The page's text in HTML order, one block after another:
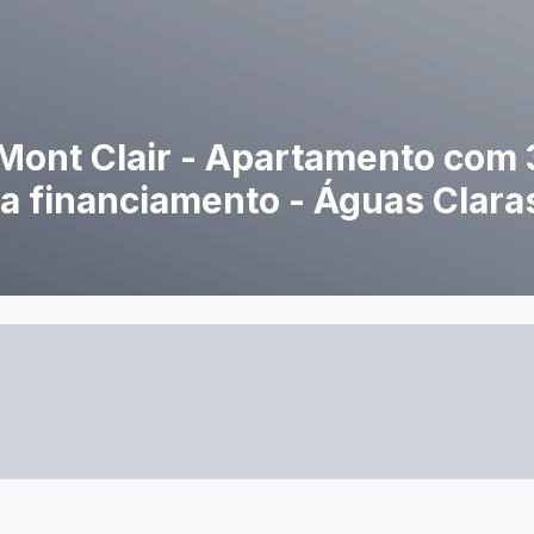
Clair - Apartamento com
financiamento - Águas